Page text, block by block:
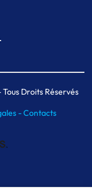
Droits Réservés
-Contacts